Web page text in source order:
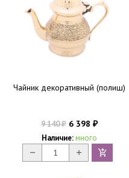
Чайник декоративный (полиш)
9 140₽6 398 ₽
Наличие: много